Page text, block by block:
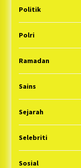
Politik
Polri
Ramadan
Sains
Sejarah
Selebriti
Sosial